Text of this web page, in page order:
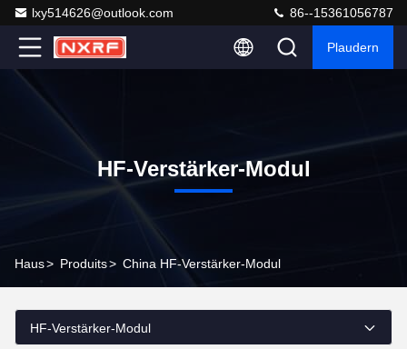
lxy514626@outlook.com 86--15361056787
Plaudern
HF-Verstärker-Modul
Haus> Produits> China HF-Verstärker-Modul
HF-Verstärker-Modul